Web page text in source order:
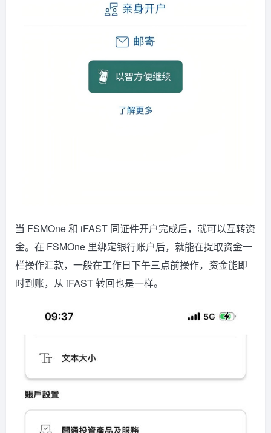
当 FSMOne 和 iFAST 同证件开户完成后，就可以互转资
金。在 FSMOne 里绑定银行账户后，就能在提取资金一
栏操作汇款，一般在工作日下午三点前操作，资金能即
时到账，从 iFAST 转回也是一样。